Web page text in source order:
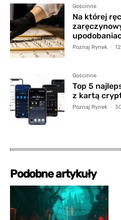
Gościnne
Na której
Poznaj Rynek -
Gościnne
Top 5
z kartą
Poznaj Rynek -
Podobne artykuły